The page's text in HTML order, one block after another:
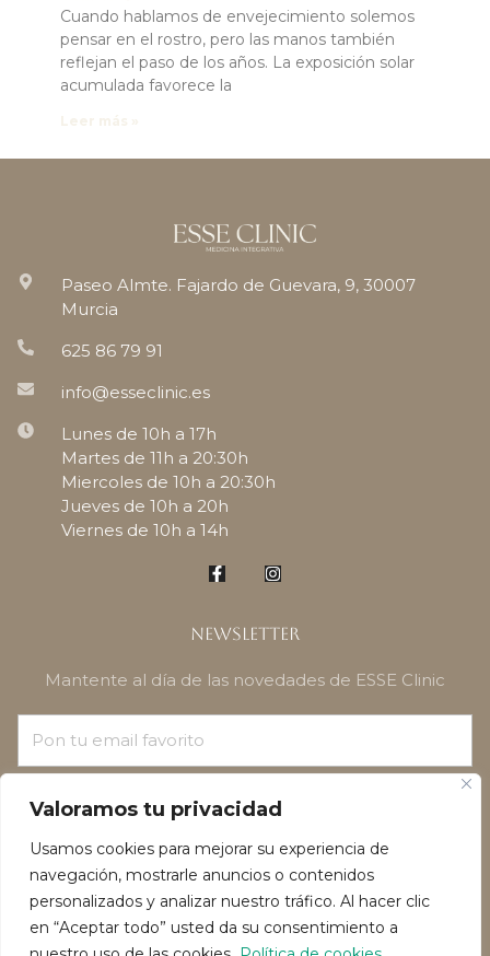
Valoramos tu privacidad
Usamos cookies para mejorar su experiencia de
navegación, mostrarle anuncios o contenidos
personalizados y analizar nuestro tráfico. Al hacer clic
en “Aceptar todo” usted da su consentimiento a
Cuando hablamos de envejecimiento solemos
pensar en el rostro, pero las manos también
reflejan el paso de los años. La exposición solar
acumulada favorece la
Paseo Almte. Fajardo de Guevara, 9, 30007
Murcia
625 86 79 91
info@esseclinic.es
Lunes de 10h a 17h
Martes de 11h a 20:30h
Miercoles de 10h a 20:30h
Jueves de 10h a 20h
Viernes de 10h a 14h
Newsletter
Mantente al día de las novedades de ESSE Clinic
¡SUSCRÍBETE!